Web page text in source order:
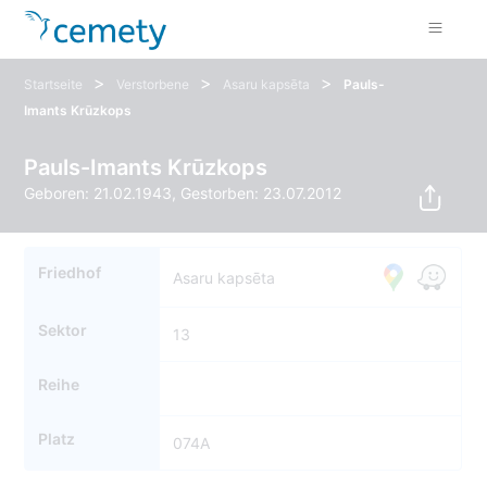
Startseite > Verstorbene > Asaru kapsēta >
Pauls-
Imants Krūzkops
Pauls-Imants Krūzkops
Geboren: 21.02.1943, Gestorben: 23.07.2012
Friedhof Asaru kapsēta
Sektor 13
Reihe
Platz 074A